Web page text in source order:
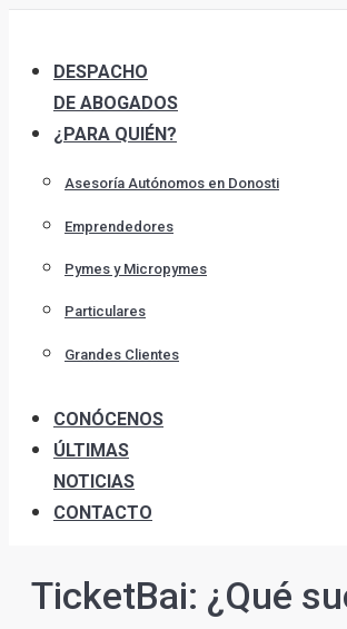
content
DESPACHO
DE ABOGADOS
¿PARA QUIÉN?
Asesoría Autónomos en Donosti
Emprendedores
Pymes y Micropymes
Particulares
Grandes Clientes
CONÓCENOS
ÚLTIMAS
NOTICIAS
CONTACTO
TicketBai: ¿Qué